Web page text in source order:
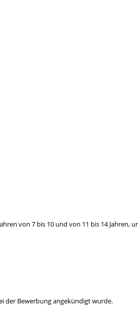
von 7 bis 10 und von 11 bis 14 Jahren,
der Bewerbung angekündigt wurde.